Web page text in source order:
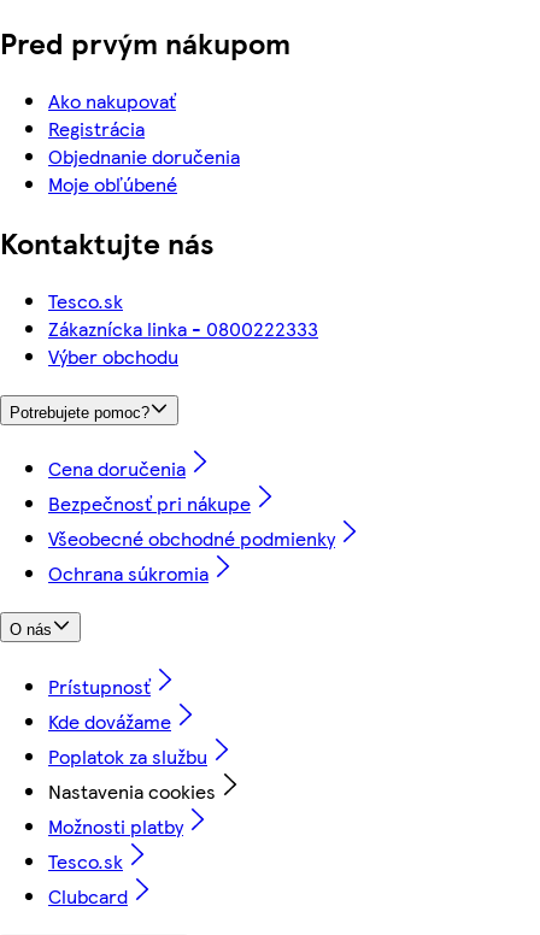
Pred prvým nákupom
Ako nakupovať
Registrácia
Objednanie doručenia
Moje obľúbené
Kontaktujte nás
Tesco.sk
Zákaznícka linka - 0800222333
Výber obchodu
Potrebujete pomoc?
Cena doručenia
Bezpečnosť pri nákupe
Všeobecné obchodné podmienky
Ochrana súkromia
O nás
Prístupnosť
Kde dovážame
Poplatok za službu
Nastavenia cookies
Možnosti platby
Tesco.sk
Clubcard